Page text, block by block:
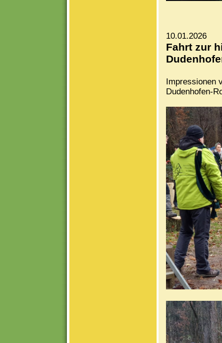
10.01.2026
Fahrt zur
Impressionen
Dudenhofen-